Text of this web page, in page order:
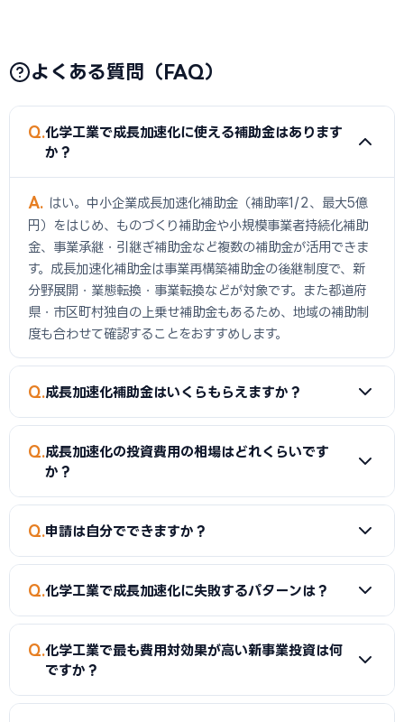
よくある質問（FAQ）
Q 化学工業で成長加速化に使える補助金はあります
か？
A
はい。中小企業成長加速化補助金（補助率1/2、最大5億
円）をはじめ、ものづくり補助金や小規模事業者持続化補助
金、事業承継・引継ぎ補助金など複数の補助金が活用できま
す。成長加速化補助金は事業再構築補助金の後継制度で、新
分野展開・業態転換・事業転換などが対象です。また都道府
県・市区町村独自の上乗せ補助金もあるため、地域の補助制
度も合わせて確認することをおすすめします。
Q 成長加速化補助金はいくらもらえますか？
A
化学工業の成長加速化の場合、中小企業成長加速化補助
金で500000000が上限です。補助率は中小企業1/2、中堅
1,500万円以上）のため、一定規模以上の投資が必要です。補
助金は「後払い」が基本のため、投資時点では自己資金また
Q 成長加速化の投資費用の相場はどれくらいです
か？
A
化学工業の成長加速化に必要な投資額は1億〜5億円が一
複数業者に相見積もりを依頼してください。費用の内訳（設
備費・建物費・システム構築費・広告宣伝費等）を明確にし
Q 申請は自分でできますか？
A
自分でも申請可能ですが、採択率を上げるために中小企業
いです。成長加速化補助金は認定支援機関の確認書が必須で
す。当サイトで専門家を無料で検索できます。商工会・商工会
議所のサポートは無料のため、まず公的機関に相談すること
Q 化学工業で成長加速化に失敗するパターンは？
A
主な失敗パターンとして「採択前に設備を発注してしま
う」「補助対象外の経費を申請する」「事業計画書の市場分
申請できない」「補助事業実施期間内に事業完了できない」
Q 化学工業で最も費用対効果が高い新事業投資は何
ですか？